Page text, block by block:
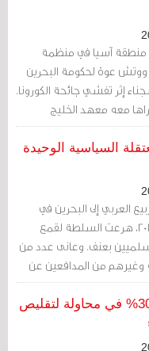
منطقة آسيا في منظمة
عوة لحكومة البحرين
إثر تفشي جائحة الكورونا.
معه معهد الخليج
الإنسان، قال روبرتسون
ليس فقط في البحرين،
من الاكتظاظ ومن عدد
السياسية الوحيدة
العربي إلى البحرين في
فبراير/شباط 2011، هرعت السلطة لقمع
بعنف. وعانى عدد من
وغيرهم من المدافعين عن
نتائج نشاطهم؛ فتم
وقتلهم لمجرد
في حرية التعبير وتكوين
لم يتصدر الرجال فقط
البحرين: خفض النفقات التشغيلية 30% في محاولة لتقليص